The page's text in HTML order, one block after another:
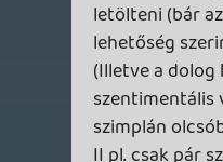
vásárlás gomb
perc alatt letölteni, és
De inkább egyetértek
mint nem. Nincs azzal
egy olyan világban
birtokoljuk a zenét, a